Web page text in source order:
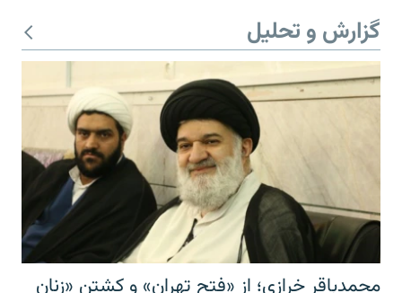
گزارش و تحلیل
محمدباقر خرازی؛ از «فتح تهران» و کشتن «زنان